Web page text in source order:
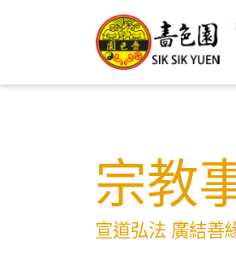
宗教
宣道弘法 廣結善